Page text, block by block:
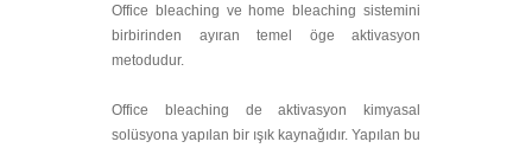
Office bleaching ve home bleaching sistemini
birbirinden ayıran temel öge aktivasyon
metodudur.
Office bleaching de aktivasyon kimyasal
solüsyona yapılan bir ışık kaynağıdır. Yapılan bu